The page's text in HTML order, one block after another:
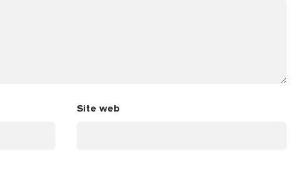
Site web